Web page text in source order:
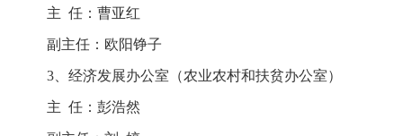
主 任：曹亚红
副主任：欧阳铮子
3、经济发展办公室（农业农村和扶贫办公室）
主 任：彭浩然